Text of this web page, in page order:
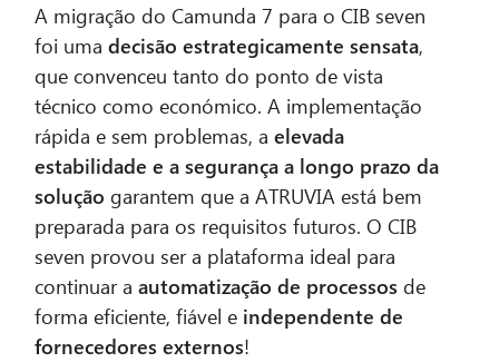
A migração do Camunda 7 para o CIB seven
foi umadecisão estrategicamente sensata,
que convenceu tanto do ponto de vista
técnico como económico. A implementação
rápida e sem problemas, aelevada
estabilidade e a segurança a longo prazo da
solução garantem que a ATRUVIA está bem
preparada para os requisitos futuros. O CIB
seven provou ser a plataforma ideal para
continuar aautomatização de processos de
forma eficiente, fiável e independente de
fornecedores externos!